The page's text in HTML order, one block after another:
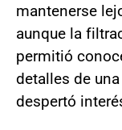
mantenerse
aunque la
permitió
detalles de
despertó